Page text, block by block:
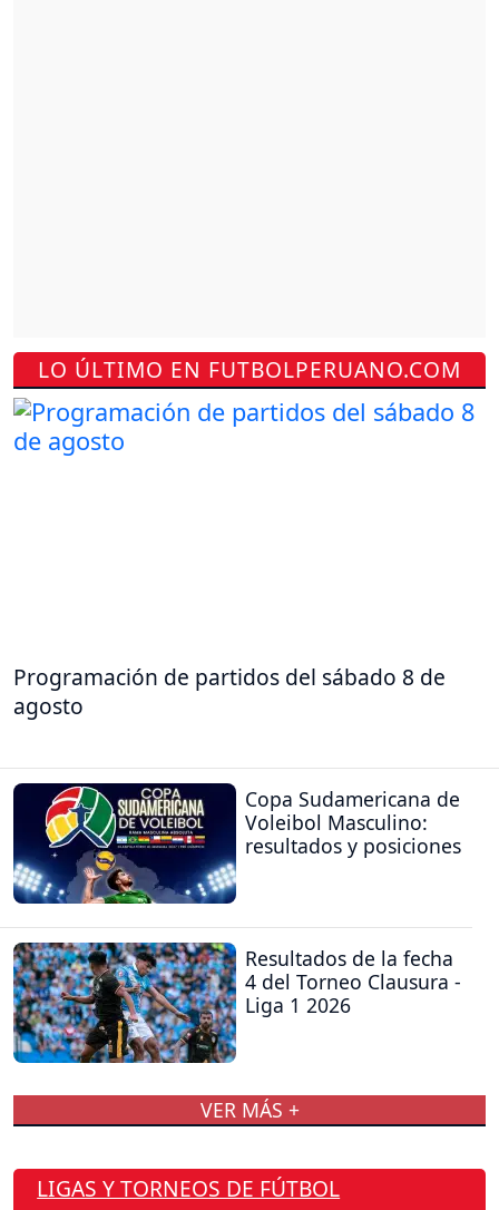
LO ÚLTIMO EN FUTBOLPERUANO.COM
Programación de partidos del sábado 8 de
agosto
Copa Sudamericana de
Voleibol Masculino:
resultados y posiciones
Resultados de la fecha
4 del Torneo Clausura -
Liga 1 2026
VER MÁS +
LIGAS Y TORNEOS DE FÚTBOL